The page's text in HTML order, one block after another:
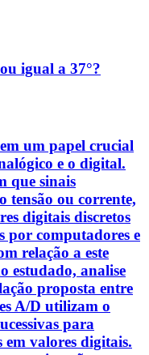
igual a 37°?
um papel crucial
e o digital.
que sinais
tensão ou corrente,
digitais discretos
por computadores e
relação a este
estudado, analise
proposta entre
A/D utilizam o
para
em valores digitais.